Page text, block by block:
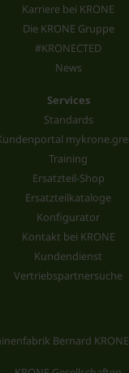
Karriere bei KRONE
Die KRONE Gruppe
#KRONECTED
News
Services
Standards
Training
Ersatzteil-Shop
Ersatzteilkataloge
Konfigurator
Kontakt bei KRONE
Kundendienst
Vertriebspartnersuche
Bernard